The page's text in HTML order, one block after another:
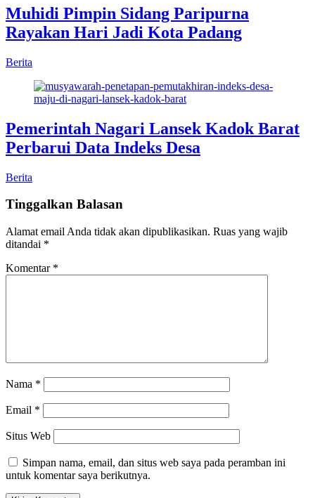
Muhidi Pimpin Sidang Paripurna
Rayakan Hari Jadi Kota Padang
Berita
Pemerintah Nagari Lansek Kadok Barat
Perbarui Data Indeks Desa
Berita
Tinggalkan Balasan
Alamat email Anda tidak akan dipublikasikan. Ruas yang wajib
ditandai *
Komentar *
Nama *
Email *
Situs Web
Simpan nama, email, dan situs web saya pada peramban ini
untuk komentar saya berikutnya.